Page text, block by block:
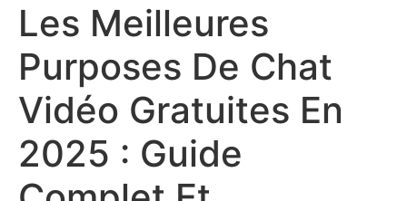
Les Meilleures
Purposes De Chat
Vidéo Gratuites En
2025 : Guide